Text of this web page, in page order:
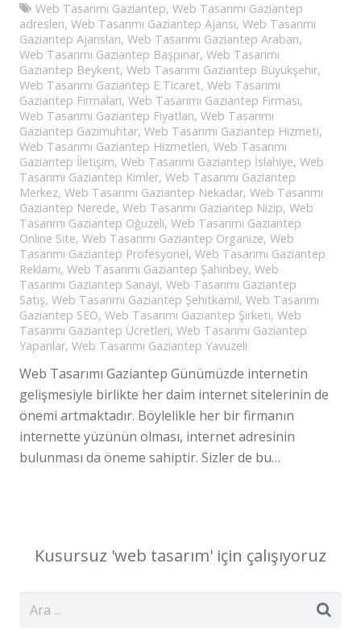
Web Tasarımı Gaziantep, Web Tasarımı Gaziantep
adresleri, Web Tasarımı Gaziantep Ajansı, Web Tasarımı
Gaziantep Ajansları, Web Tasarımı Gaziantep Araban,
Web Tasarımı Gaziantep Başpınar, Web Tasarımı
Gaziantep Beykent, Web Tasarımı Gaziantep Büyükşehir,
Web Tasarımı Gaziantep E Ticaret, Web Tasarımı
Gaziantep Firmaları, Web Tasarımı Gaziantep Firması,
Web Tasarımı Gaziantep Fiyatları, Web Tasarımı
Gaziantep Gazimuhtar, Web Tasarımı Gaziantep Hizmeti,
Web Tasarımı Gaziantep Hizmetleri, Web Tasarımı
Gaziantep İletişim, Web Tasarımı Gaziantep İslahiye, Web
Tasarımı Gaziantep Kimler, Web Tasarımı Gaziantep
Merkez, Web Tasarımı Gaziantep Nekadar, Web Tasarımı
Gaziantep Nerede, Web Tasarımı Gaziantep Nizip, Web
Tasarımı Gaziantep Oğuzeli, Web Tasarımı Gaziantep
Online Site, Web Tasarımı Gaziantep Organize, Web
Tasarımı Gaziantep Profesyonel, Web Tasarımı Gaziantep
Reklamı, Web Tasarımı Gaziantep Şahinbey, Web
Tasarımı Gaziantep Sanayi, Web Tasarımı Gaziantep
Satış, Web Tasarımı Gaziantep Şehitkamil, Web Tasarımı
Gaziantep SEO, Web Tasarımı Gaziantep Şirketi, Web
Tasarımı Gaziantep Ücretleri, Web Tasarımı Gaziantep
Yapanlar, Web Tasarımı Gaziantep Yavuzeli
Web Tasarımı Gaziantep Günümüzde internetin
gelişmesiyle birlikte her daim internet sitelerinin de
önemi artmaktadır. Böylelikle her bir firmanın
internette yüzünün olması, internet adresinin
bulunması da öneme sahiptir. Sizler de bu…
Kusursuz 'web tasarım' için çalışıyoruz